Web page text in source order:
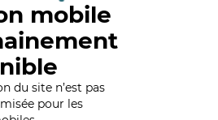
mobile
du site n’est pas
pour les